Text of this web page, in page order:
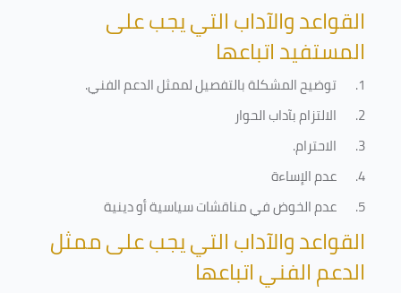
القواعد والآداب التي يجب على
المستفيد اتباعها
1. توضيح المشكلة بالتفصيل لممثل الدعم الفني.
2.
الالتزام بآداب الحوار
3.
الاحترام.
4.
عدم الإساءة
5.
عدم الخوض في مناقشات سياسية أو دينية
القواعد والآداب التي يجب على ممثل
الدعم الفني اتباعها